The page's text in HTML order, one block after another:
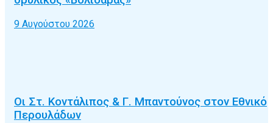
9 Αυγούστου 2026
Οι Στ. Κοντάλιπος & Γ. Μπαντούνος στον Εθνικό
Περουλάδων